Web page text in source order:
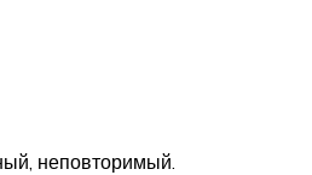
неповторимый.